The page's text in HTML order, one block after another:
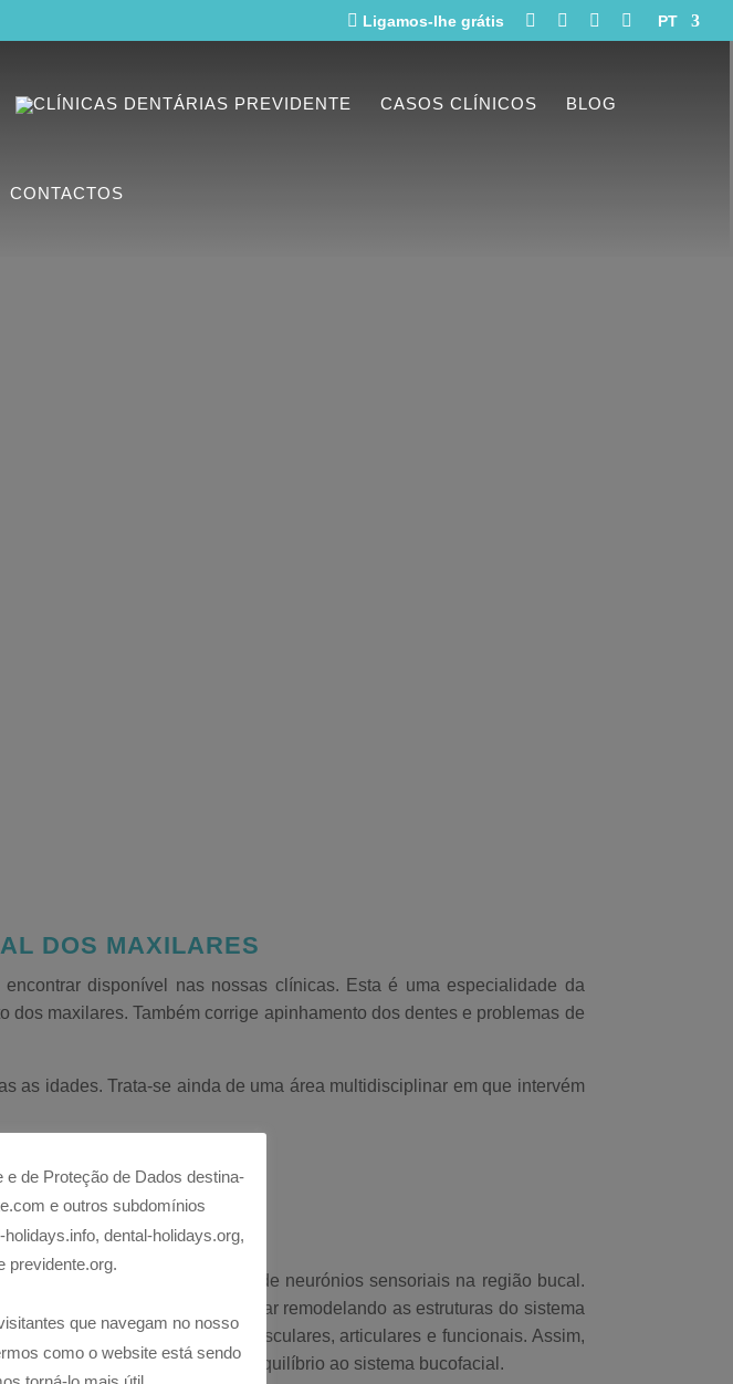
 Ligamos-lhe grátis     PT
CASOS CLÍNICOS BLOG
CONTACTOS
DOS MAXILARES
disponível nas nossas clínicas. Esta é uma especialidade da
maxilares. Também corrige apinhamento dos dentes e problemas de
as idades. Trata-se ainda de uma área multidisciplinar em que intervém
de estímulos na rede de neurónios sensoriais na região bucal .
do nosso corpo que irá atuar remodelando as estruturas do sistema
das estruturas ósseas, musculares, articulares e funcionais. Assim,
pela boca, restituindo o equilíbrio ao sistema bucofacial.
de Proteção de Dados destina-
e outros subdomínios
dental-holidays.org,
previdente.org.
que navegam no nosso
como o website está sendo